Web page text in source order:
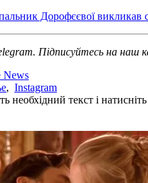
Дорофєєвої викликав
Підписуйтесь на наш
News
, Instagram
необхідний текст і